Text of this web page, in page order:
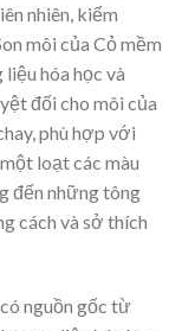
nhiên, kiểm
môi của Cỏ mềm
hóa học và
đối cho môi của
phù hợp với
loạt các màu
đến những tông
cách và sở thích
nguồn gốc từ